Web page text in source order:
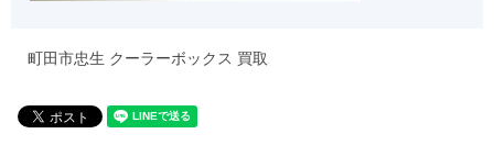
町田市忠生 クーラーボックス 買取